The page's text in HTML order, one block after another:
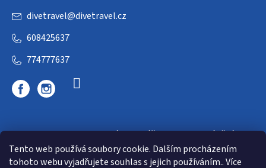
Tento web používá soubory cookie. Dalším procházením
tohoto webu vyjadřujete souhlas s jejich používáním.. Více
divetravel@divetravel.cz
608425637
774777637
DIVETRAVEL - cestovní kancelář - cesty za potápěním